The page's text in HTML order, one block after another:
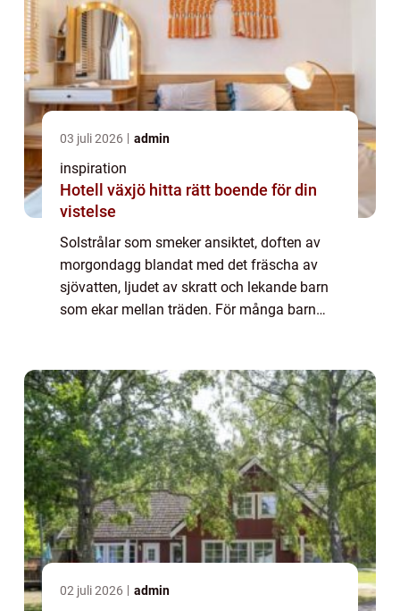
03 juli 2026 admin
inspiration
Hotell växjö hitta rätt boende för din
vistelse
Solstrålar som smeker ansiktet, doften av
morgondagg blandat med det fräscha av
sjövatten, ljudet av skratt och lekande barn
som ekar mellan träden. För många barn
02 juli 2026 admin